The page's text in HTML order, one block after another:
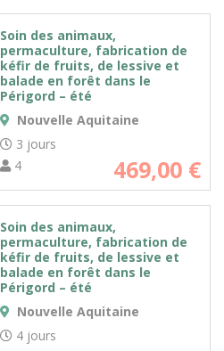
Soin des animaux,
permaculture, fabrication de
kéfir de fruits, de lessive et
balade en forêt dans le
Périgord – été
Nouvelle Aquitaine
3 jours
4
469,00 €
Soin des animaux,
permaculture, fabrication de
kéfir de fruits, de lessive et
balade en forêt dans le
Périgord – été
Nouvelle Aquitaine
4 jours